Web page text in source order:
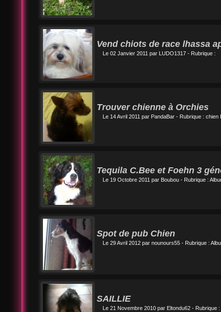
Vend chiots de race lhassa
Le 02 Janvier 2011 par LUDO1317 - Rubrique :
Trouver chienne à Orchies
Le 14 Avril 2011 par PandaBar - Rubrique : chien
Tequila C.Bee et Foehn 3
Le 19 Octobre 2011 par Boubou - Rubrique :
Spot de pub Chien
Le 29 Avril 2012 par nounours55 - Rubrique :
SAILLIE
Le 21 Novembre 2010 par Eltondu62 - Rubrique :